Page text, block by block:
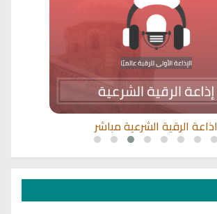
اذاعة الرقية الشرعية مباشر